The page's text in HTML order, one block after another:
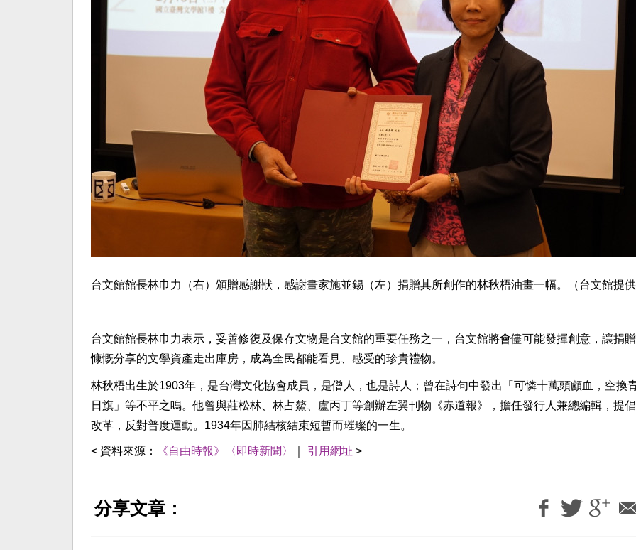
台文館館長林巾力（右）頒贈感謝狀，感謝畫家施並錫（左）捐贈其所創作的林秋梧油畫一幅。（台文館提
台文館館長林巾力表示，妥善修復及保存文物是台文館的重要任務之一，台文館將會儘可能發揮創意，讓捐
慷慨分享的文學資產走出庫房，成為全民都能看見、感受的珍貴禮物。
林秋梧出生於1903年，是台灣文化協會成員，是僧人，也是詩人；曾在詩句中發出「可憐十萬頭顱血，空換
日旗」等不平之鳴。他曾與莊松林、林占鰲、盧丙丁等創辦左翼刊物《赤道報》，擔任發行人兼總編輯，提
改革，反對普度運動。1934年因肺結核結束短暫而璀璨的一生。
< 資料來源： 《自由時報》〈即時新聞〉 引用網址 >
分享文章：